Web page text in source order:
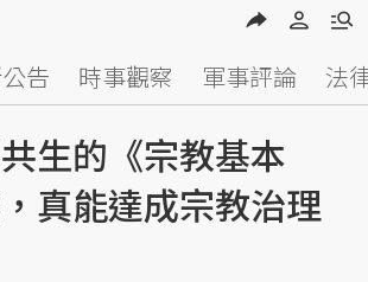
告 時事觀察 軍事評論 法
生的《宗教基本
真能達成宗教治理